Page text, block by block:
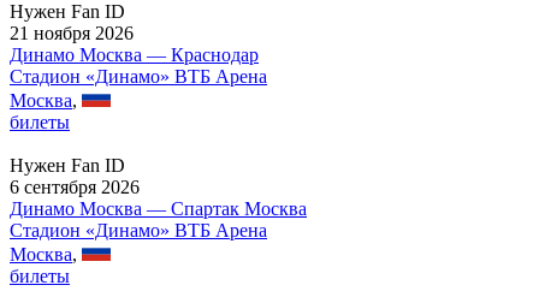
Нужен Fan ID
21 ноября 2026
Динамо Москва — Краснодар
Стадион «Динамо» ВТБ Арена
Москва,
билеты
Нужен Fan ID
6 сентября 2026
Динамо Москва — Спартак Москва
Стадион «Динамо» ВТБ Арена
Москва,
билеты